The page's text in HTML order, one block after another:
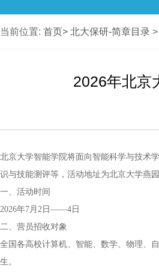
当前位置: 首页> 北大保研-简章目录 >
2026年北京
北京大学智能学院将面向智能科学与技术
识与技能测评等，活动地址为北京大学燕园
一、活动时间
2026年7月2日——4日
二、营员招收对象
全国各高校计算机、智能、数学、物理、
生。